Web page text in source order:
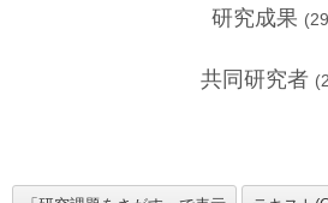
研究成果 (29
共同研究者 (